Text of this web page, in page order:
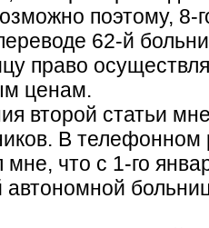
поэтому, 8-
62-й
право
ценам.
второй статьи
В телефонном
что с 1-го
автономной